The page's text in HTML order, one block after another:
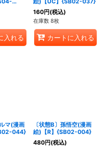
入れる
160円(税込)
在庫数 8枚
カートに入れる
マ(漫画
044}
〔状態B〕孫悟空(漫画
絵)【R】{SB02-004}
480円(税込)